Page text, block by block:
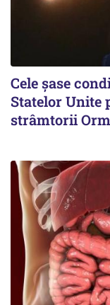
Cele șase
Statelor Unite
strâmtorii